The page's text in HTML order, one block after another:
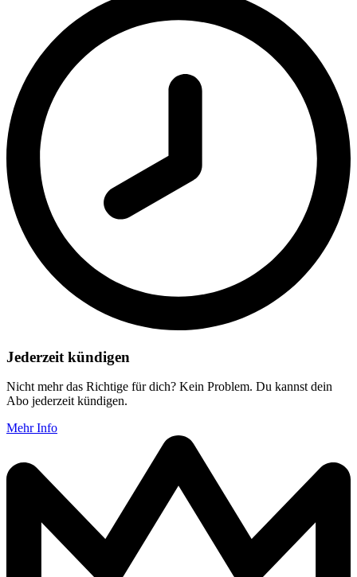
Jederzeit kündigen
Nicht mehr das Richtige für dich? Kein Problem. Du kannst dein
Abo jederzeit kündigen.
Mehr Info